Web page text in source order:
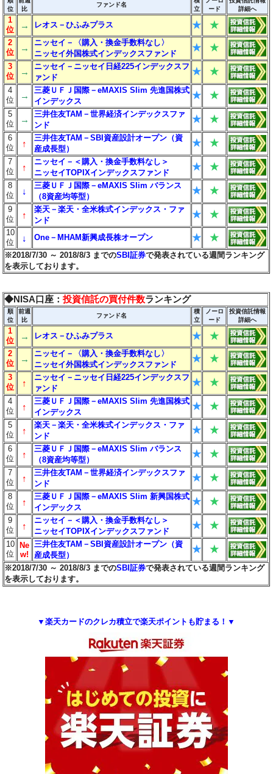
位
比
ファンド名
立
ード
詳細へ
1
位
→ レオス－ひふみプラス ★ ★
2
位
→
ニッセイ－〈購入・換金手数料なし〉
ニッセイ外国株式インデックスファンド
★ ★
3
位
→
ニッセイ－ニッセイ日経225インデックスフ
ァンド
★ ★
4
位
→
三菱ＵＦＪ国際－eMAXIS Slim 先進国株式
インデックス
★ ★
5
位
→
三井住友TAM－世界経済インデックスファ
ンド
★ ★
6
位
↑
三井住友TAM－SBI資産設計オープン（資
産成長型）
★ ★
7
位
↑
ニッセイ－＜購入・換金手数料なし＞
ニッセイTOPIXインデックスファンド
★ ★
8
位
↓
三菱ＵＦＪ国際－eMAXIS Slim バランス
（8資産均等型）
★ ★
9
位
↑
楽天－楽天・全米株式インデックス・ファ
ンド
★ ★
10
位
↓ One－MHAM新興成長株オープン ★ ★
※2018/7/30 ～ 2018/8/3 までのSBI証券で発表されている週間ランキング
を表示しております。
◆NISA口座：投資信託の買付件数ランキング
順
位
前週
比
ファンド名
積
立
ノーロ
ード
投資信託情報
詳細へ
1
位
→ レオス－ひふみプラス ★ ★
2
位
→
ニッセイ－〈購入・換金手数料なし〉
ニッセイ外国株式インデックスファンド
★ ★
3
位
↑
ニッセイ－ニッセイ日経225インデックスフ
ァンド
★ ★
4
位
↑
三菱ＵＦＪ国際－eMAXIS Slim 先進国株式
インデックス
★ ★
5
位
↑
楽天－楽天・全米株式インデックス・ファ
ンド
★ ★
6
位
↑
三菱ＵＦＪ国際－eMAXIS Slim バランス
（8資産均等型）
★ ★
7
位
↑
三井住友TAM－世界経済インデックスファ
ンド
★ ★
8
位
↑
三菱ＵＦＪ国際－eMAXIS Slim 新興国株式
インデックス
★ ★
9
位
↑
ニッセイ－＜購入・換金手数料なし＞
ニッセイTOPIXインデックスファンド
★ ★
10
位
Ne
w!
三井住友TAM－SBI資産設計オープン（資
産成長型）
★ ★
※2018/7/30 ～ 2018/8/3 までのSBI証券で発表されている週間ランキング
を表示しております。
▼楽天カードのクレカ積立で楽天ポイントも貯まる！▼